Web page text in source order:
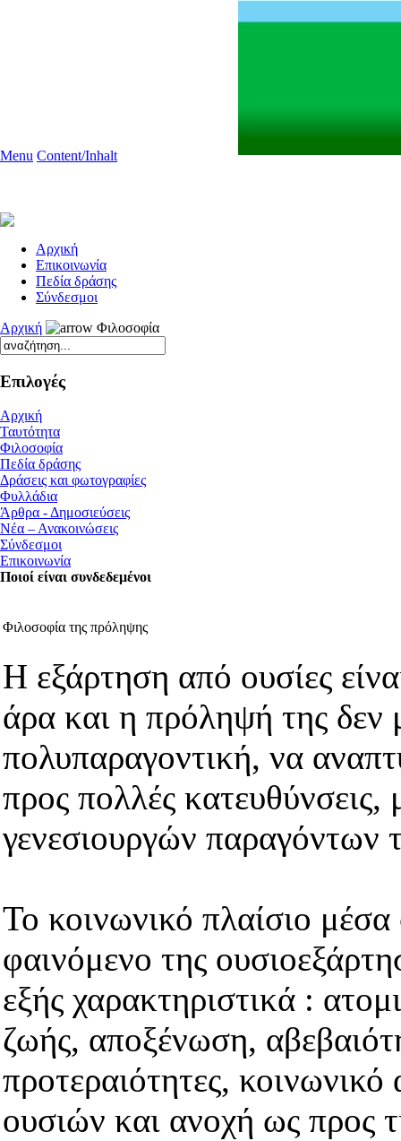
Menu Content/Inhalt
Aρχική
Επικοινωνία
Πεδία δράσης
Σύνδεσμοι
Αρχική
Φιλοσοφία
Επιλογές
Αρχική
Ταυτότητα
Φιλοσοφία
Πεδία δράσης
Δράσεις και φωτογραφίες
Φυλλάδια
Άρθρα - Δημοσιεύσεις
Νέα – Ανακοινώσεις
Σύνδεσμοι
Επικοινωνία
Ποιοί είναι συνδεδεμένοι
Φιλοσοφία της πρόληψης
Η εξάρτηση από ουσίες
άρα και η πρόληψή της δεν
πολυπαραγοντική, να
προς πολλές
γενεσιουργών παραγόντων
Το κοινωνικό πλαίσιο
φαινόμενο της
εξής χαρακτηριστικά :
ζωής, αποξένωση,
προτεραιότητες,
ουσιών και ανοχή ως προς